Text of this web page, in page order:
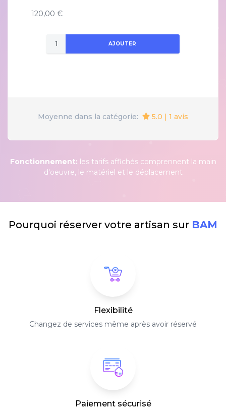
120,00 €
AJOUTER
Moyenne dans la catégorie: 5.0 | 1 avis
Fonctionnement: les tarifs affichés comprennent la main
d'oeuvre, le matériel et le déplacement
Pourquoi réserver votre artisan sur BAM
Flexibilité
Changez de services même après avoir réservé
Paiement sécurisé